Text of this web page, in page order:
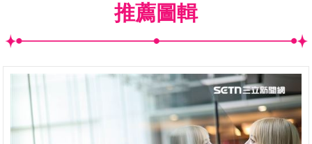
推薦圖輯